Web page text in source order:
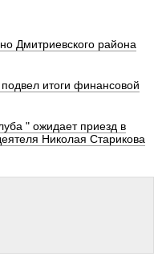
Дмитриевского района
итоги финансовой
" ожидает приезд в
Николая Старикова